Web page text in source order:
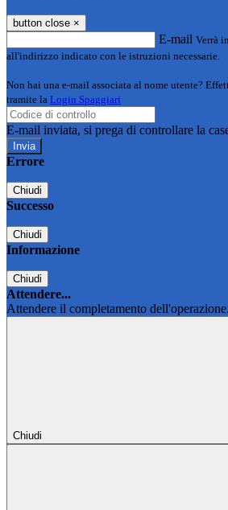
button close ×
E-mail Verrà
all'indirizzo indicato con le istruzioni necessarie.
Non hai una e-mail associata al nome utente?
tramite la Login Spaggiari
E-mail inviata, si prega di controllare la
Errore
Chiudi
Successo
Chiudi
Informazione
Chiudi
Attendere...
Attendere il completamento
Chiudi